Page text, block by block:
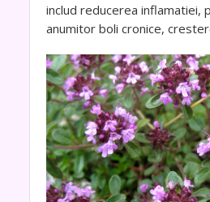
includ reducerea inflamatiei,
anumitor boli cronice,